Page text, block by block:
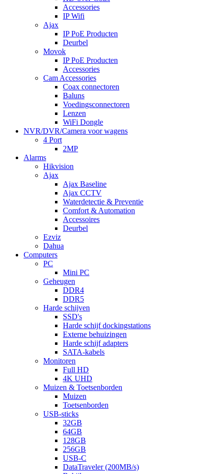
Accessories
IP Wifi
Ajax
IP PoE Producten
Deurbel
Movok
IP PoE Producten
Accessories
Cam Accessories
Coax connectoren
Baluns
Voedingsconnectoren
Lenzen
WiFi Dongle
NVR/DVR/Camera voor wagens
4 Port
2MP
Alarms
Hikvision
Ajax
Ajax Baseline
Ajax CCTV
Waterdetectie & Preventie
Comfort & Automation
Accessoires
Deurbel
Ezviz
Dahua
Computers
PC
Mini PC
Geheugen
DDR4
DDR5
Harde schijven
SSD's
Harde schijf dockingstations
Externe behuizingen
Harde schijf adapters
SATA-kabels
Monitoren
Full HD
4K UHD
Muizen & Toetsenborden
Muizen
Toetsenborden
USB-sticks
32GB
64GB
128GB
256GB
USB-C
DataTraveler (200MB/s)